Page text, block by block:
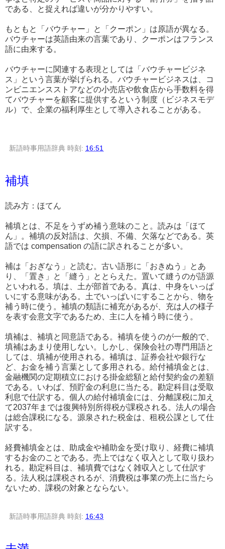
である、と捉えれば違いが分かりやすい。
もともと「バウチャー」と「クーポン」は原語が異なる。
バウチャーは英語由来の言葉であり、クーポンはフランス
語に由来する。
バウチャーに関連する表現としては「バウチャービジネ
ス」という言葉が挙げられる。バウチャービジネスは、コ
ンビニエンスストアなどの小売店や飲食店から手数料を得
てバウチャーを顧客に提供するという制度（ビジネスモデ
ル）で、企業の福利厚生として導入されることがある。
新語時事用語辞典 時刻: 16:51
補填
読み方：ほてん
補填とは、不足をうずめ補う意味のこと。読みは「ほて
ん」。補填の反対語は、欠損、不備、欠落などである。英
語では compensation の語に訳されることが多い。
補は「おぎなう」と読む。古い語形に「おきぬう」とあ
り、「置き」と「縫う」ととらえた。置いて縫うのが語源
といわれる。填は、土が部首である。真は、中身をいっぱ
いにする意味がある。土でいっぱいにすることから、物を
補う時に使う。補填の類語に補充があるが、充は人の様子
を表す会意文字であるため、主に人を補う時に使う。
填補は、補填と同意語である。補填を使うのが一般的で、
填補はあまり使用しない。しかし、保険会社の専門用語と
しては、填補が使用される。補填は、証券会社や銀行な
ど、お金を補う言葉として多用される。給付補填金とは、
金融機関の定期積立における掛金総額と給付契約金の差額
である。いわば、預貯金の利息に当たる。勘定科目は受取
利息で仕訳する。個人の給付補填金には、分離課税に加え
て2037年までは復興特別所得税が課税される。法人の場合
は総合課税になる。源泉された税金は、租税公課として仕
訳する。
経費補填金とは、助成金や補助金を受け取り、経費に補填
するお金のことである。売上ではなく収入として取り扱わ
れる。勘定科目は、補填費ではなく雑収入として仕訳す
る。法人税は課税されるが、消費税は事業の売上に当たら
ないため、課税の対象とならない。
新語時事用語辞典 時刻: 16:43